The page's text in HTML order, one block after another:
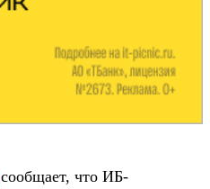
сообщает, что ИБ-